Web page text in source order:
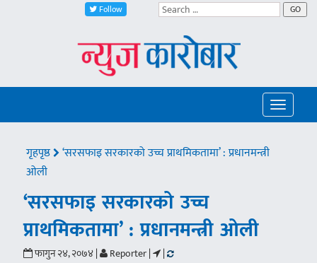
Follow GO
Toggle
गृहपृष्ठ
‘सरसफाइ सरकारको उच्च प्राथमिकतामा’ : प्रधानमन्त्री
ओली
‘सरसफाइ सरकारको उच्च
प्राथमिकतामा’ : प्रधानमन्त्री ओली
फागुन २४, २०७४ | Reporter | |